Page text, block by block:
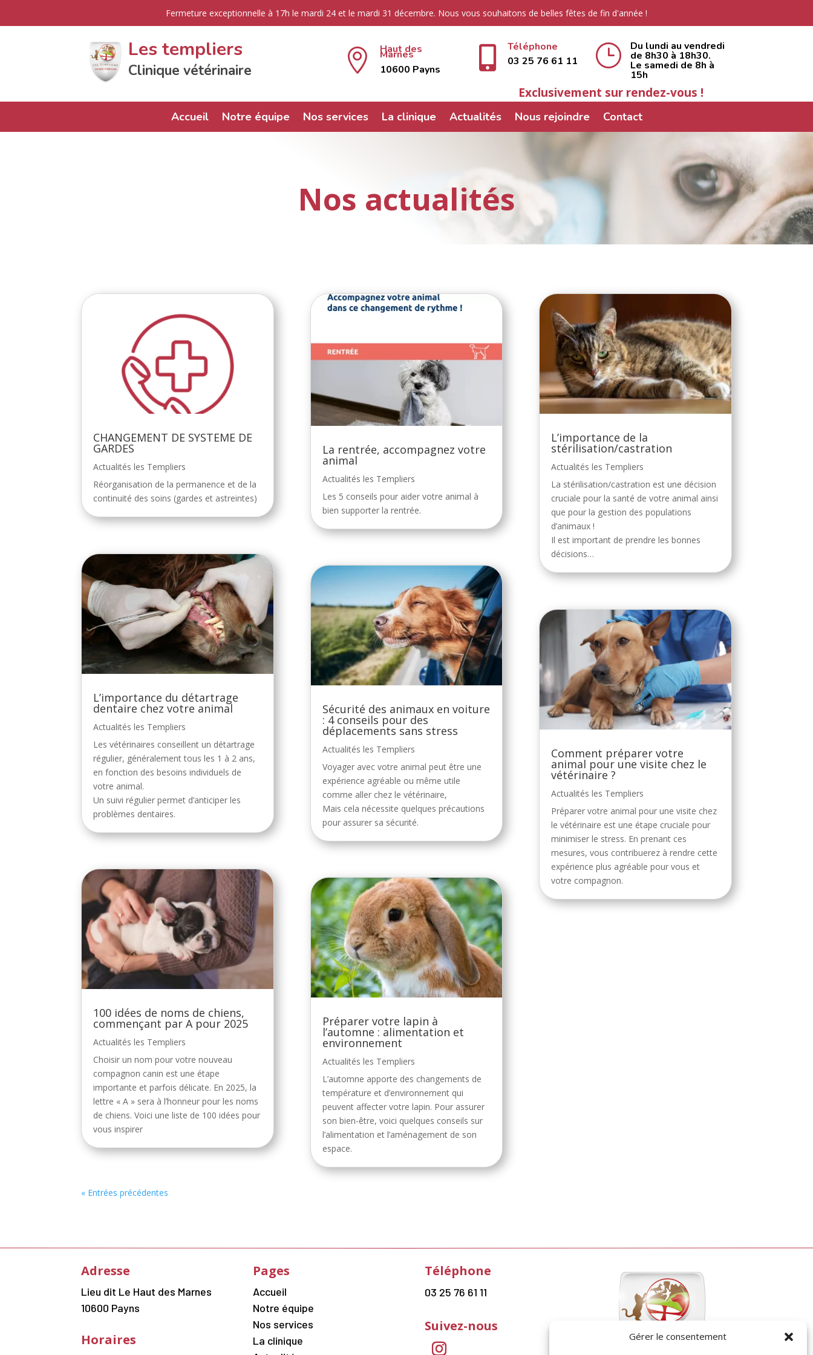
Gérer le consentement
Fermeture exceptionnelle à 17h le mardi 24 et le mardi 31 décembre. Nous vous souhaitons de belles fêtes de fin d'année !
Les templiers
Clinique vétérinaire  Haut des
Marnes
10600 Payns

Téléphone
03 25 76 61 11
} Du lundi au vendredi
de 8h30 à 18h30.
Le samedi de 8h à
15h
Exclusivement sur rendez-vous !
Accueil Notre équipe Nos services La clinique Actualités Nous rejoindre Contact
Nos actualités
CHANGEMENT DE SYSTEME DE
GARDES
Actualités les Templiers
Réorganisation de la permanence et de la
continuité des soins (gardes et astreintes)
L’importance du détartrage
dentaire chez votre animal
Actualités les Templiers
Les vétérinaires conseillent un détartrage
régulier, généralement tous les 1 à 2 ans,
en fonction des besoins individuels de
votre animal.
Un suivi régulier permet d’anticiper les
problèmes dentaires.
100 idées de noms de chiens,
commençant par A pour 2025
Actualités les Templiers
Choisir un nom pour votre nouveau
compagnon canin est une étape
importante et parfois délicate. En 2025, la
lettre « A » sera à l’honneur pour les noms
de chiens. Voici une liste de 100 idées pour
vous inspirer
La rentrée, accompagnez votre
animal
Actualités les Templiers
Les 5 conseils pour aider votre animal à
bien supporter la rentrée.
Sécurité des animaux en voiture
: 4 conseils pour des
déplacements sans stress
Actualités les Templiers
Voyager avec votre animal peut être une
expérience agréable ou même utile
comme aller chez le vétérinaire,
Mais cela nécessite quelques précautions
pour assurer sa sécurité.
Préparer votre lapin à
l’automne : alimentation et
environnement
Actualités les Templiers
L’automne apporte des changements de
température et d’environnement qui
peuvent affecter votre lapin. Pour assurer
son bien-être, voici quelques conseils sur
l’alimentation et l’aménagement de son
espace.
L’importance de la
stérilisation/castration
Actualités les Templiers
La stérilisation/castration est une décision
cruciale pour la santé de votre animal ainsi
que pour la gestion des populations
d’animaux !
Il est important de prendre les bonnes
décisions…
Comment préparer votre
animal pour une visite chez le
vétérinaire ?
Actualités les Templiers
Préparer votre animal pour une visite chez
le vétérinaire est une étape cruciale pour
minimiser le stress. En prenant ces
mesures, vous contribuerez à rendre cette
expérience plus agréable pour vous et
votre compagnon.
« Entrées précédentes
Adresse
Lieu dit Le Haut des Marnes
10600 Payns
Horaires
Pages
Accueil
Notre équipe
Nos services
La clinique
Téléphone
03 25 76 61 11
Suivez-nous